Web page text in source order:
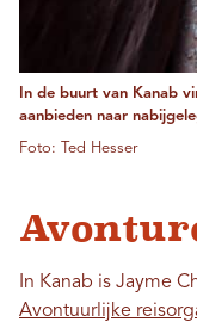
In de buurt van Kanab
aanbieden naar
Foto: Ted Hesser
In Kanab is Jayme
Avontuurlijke